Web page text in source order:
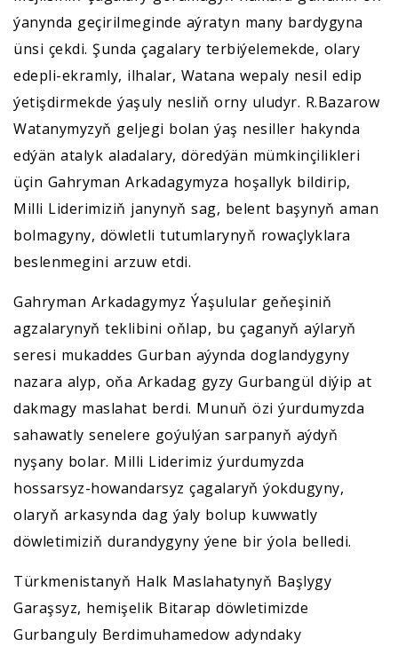
ýanynda geçirilmeginde aýratyn many bardygyna
ünsi çekdi. Şunda çagalary terbiýelemekde, olary
edepli-ekramly, ilhalar, Watana wepaly nesil edip
ýetişdirmekde ýaşuly nesliň orny uludyr. R.Bazarow
Watanymyzyň geljegi bolan ýaş nesiller hakynda
edýän atalyk aladalary, döredýän mümkinçilikleri
üçin Gahryman Arkadagymyza hoşallyk bildirip,
Milli Liderimiziň janynyň sag, belent başynyň aman
bolmagyny, döwletli tutumlarynyň rowaçlyklara
beslenmegini arzuw etdi.
Gahryman Arkadagymyz Ýaşulular geňeşiniň
agzalarynyň teklibini oňlap, bu çaganyň aýlaryň
seresi mukaddes Gurban aýynda doglandygyny
nazara alyp, oňa Arkadag gyzy Gurbangül diýip at
dakmagy maslahat berdi. Munuň özi ýurdumyzda
sahawatly senelere goýulýan sarpanyň aýdyň
nyşany bolar. Milli Liderimiz ýurdumyzda
hossarsyz-howandarsyz çagalaryň ýokdugyny,
olaryň arkasynda dag ýaly bolup kuwwatly
döwletimiziň durandygyny ýene bir ýola belledi.
Türkmenistanyň Halk Maslahatynyň Başlygy
Garaşsyz, hemişelik Bitarap döwletimizde
Gurbanguly Berdimuhamedow adyndaky